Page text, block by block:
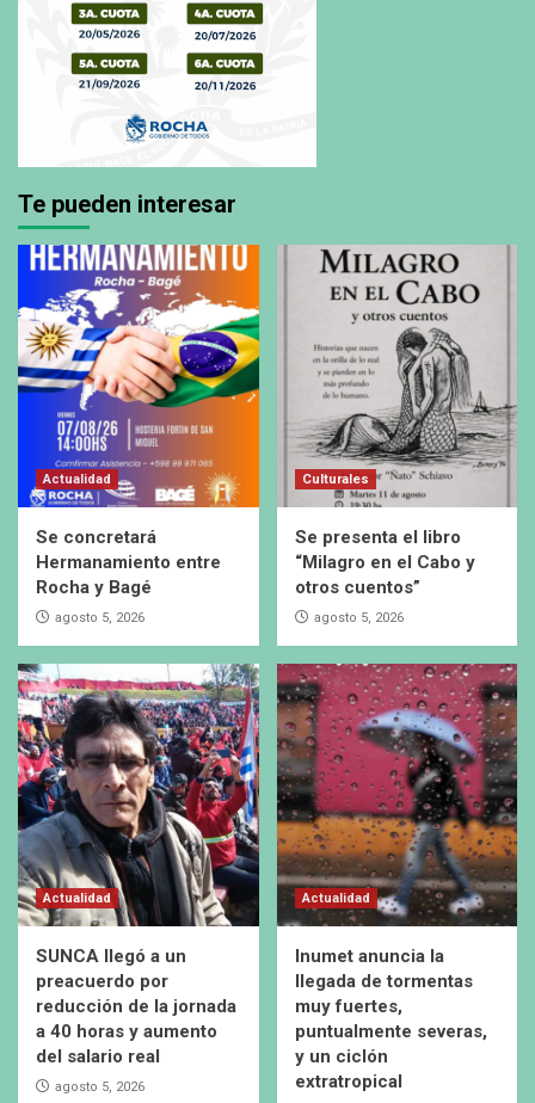
Te pueden interesar
Actualidad
Se concretará
Hermanamiento entre
Rocha y Bagé
agosto 5, 2026
Culturales
Se presenta el libro
“Milagro en el Cabo y
otros cuentos”
agosto 5, 2026
Actualidad
SUNCA llegó a un
preacuerdo por
reducción de la jornada
a 40 horas y aumento
del salario real
agosto 5, 2026
Actualidad
Inumet anuncia la
llegada de tormentas
muy fuertes,
puntualmente severas,
y un ciclón
extratropical